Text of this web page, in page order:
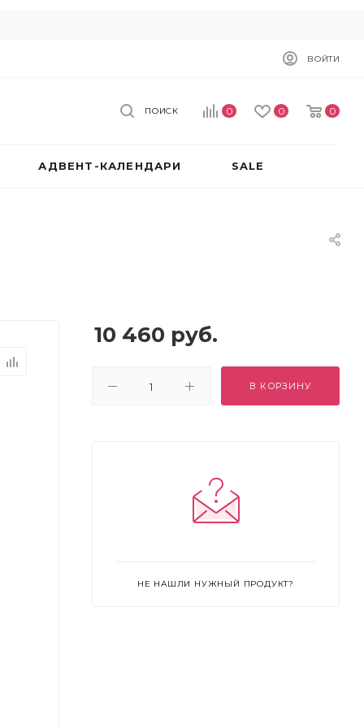
ВОЙТИ
0 0 0
ПОИСК
АДВЕНТ-КАЛЕНДАРИ SALE
10 460 руб.
В КОРЗИНУ
НЕ НАШЛИ НУЖНЫЙ ПРОДУКТ?